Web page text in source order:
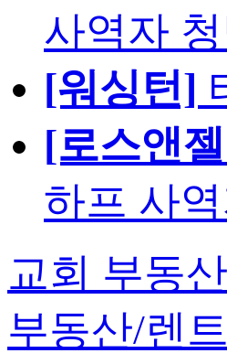
사역자
[워싱턴]
[로스앤
하프 사
교회 부동
부동산/렌트